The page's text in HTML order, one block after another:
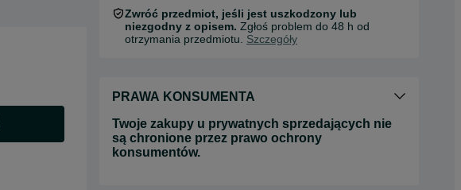
Zwróć przedmiot, jeśli jest uszkodzony lub
niezgodny z opisem. Zgłoś problem do 48 h od
otrzymania przedmiotu. Szczegóły
PRAWA KONSUMENTA
Twoje zakupy u prywatnych sprzedających nie
są chronione przez prawo ochrony
konsumentów.